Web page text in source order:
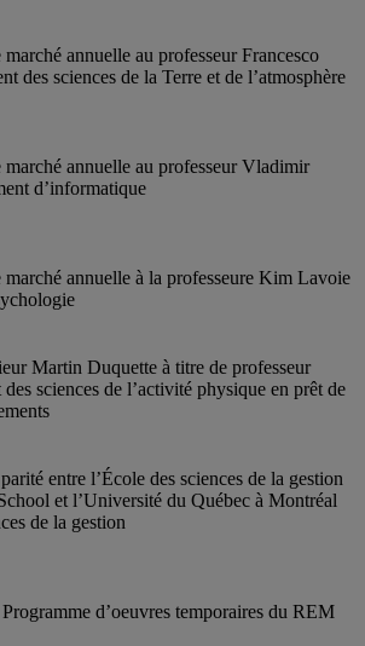
annuelle au professeur Francesco
des sciences de la Terre et de l’atmosphère
annuelle au professeur Vladimir
d’informatique
annuelle à la professeure Kim Lavoie
Martin Duquette à titre de professeur
sciences de l’activité physique en prêt de
entre l’École des sciences de la gestion
et l’Université du Québec à Montréal
de la gestion
d’oeuvres temporaires du REM